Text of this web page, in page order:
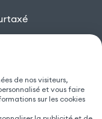
de nos visiteurs,
et vous faire
sur les cookies